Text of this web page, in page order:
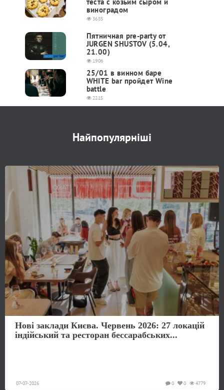
виноградом
3685
Пятничная pre-party от
JURGEN SHUSTOV (5.04,
21.00)
1906
25/01 в винном баре
WHITE bar пройдет Wine
battle
2215
Найпопулярніші
Нові заклади Києва. Червень 2026: 27 локацій
індійський та ресторан бессарабських...
07-07-2026 4779
0
0